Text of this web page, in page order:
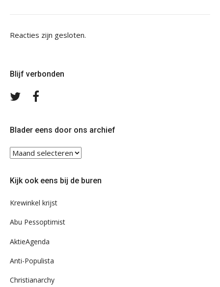
Reacties zijn gesloten.
Blijf verbonden
Volg
Blader eens door ons archief
Blader
ons
Kijk ook eens bij de buren
Krewinkel krijst
Abu Pessoptimist
AktieAgenda
Anti-Populista
Christianarchy